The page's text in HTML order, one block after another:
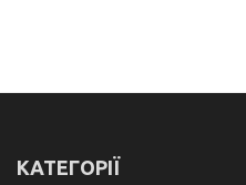
КАТЕГОРІЇ